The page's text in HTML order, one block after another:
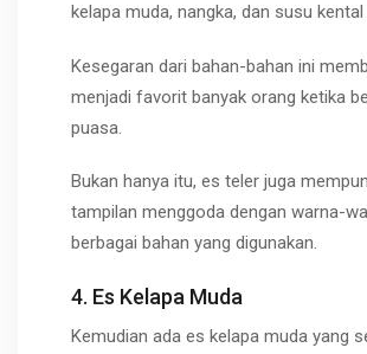
kelapa muda, nangka, dan susu
Kesegaran dari bahan-bahan ini
menjadi favorit banyak orang ketika
puasa.
Bukan hanya itu, es teler juga
tampilan menggoda dengan warna-
berbagai bahan yang digunakan.
4. Es Kelapa Muda
Kemudian ada es kelapa muda yang